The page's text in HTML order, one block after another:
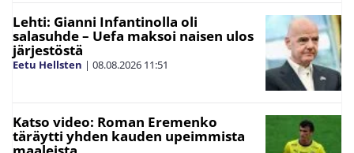
Lehti: Gianni Infantinolla oli
salasuhde – Uefa maksoi naisen ulos
järjestöstä
Eetu Hellsten | 08.08.2026 11:51
Katso video: Roman Eremenko
täräytti yhden kauden upeimmista